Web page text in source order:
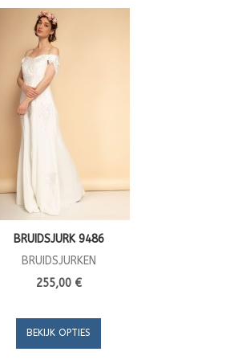
BRUIDSJURK 9486
BRUIDSJURKEN
255,00 €
BEKIJK OPTIES